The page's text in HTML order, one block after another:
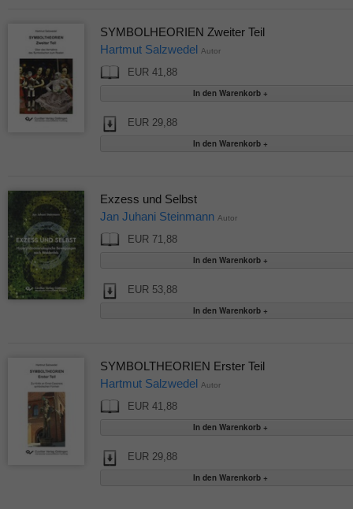
SYMBOLHEORIEN Zweiter Teil
Hartmut Salzwedel Autor
EUR 41,88
EUR 29,88
Exzess und Selbst
Jan Juhani Steinmann Autor
EUR 71,88
EUR 53,88
SYMBOLTHEORIEN Erster Teil
Hartmut Salzwedel Autor
EUR 41,88
EUR 29,88